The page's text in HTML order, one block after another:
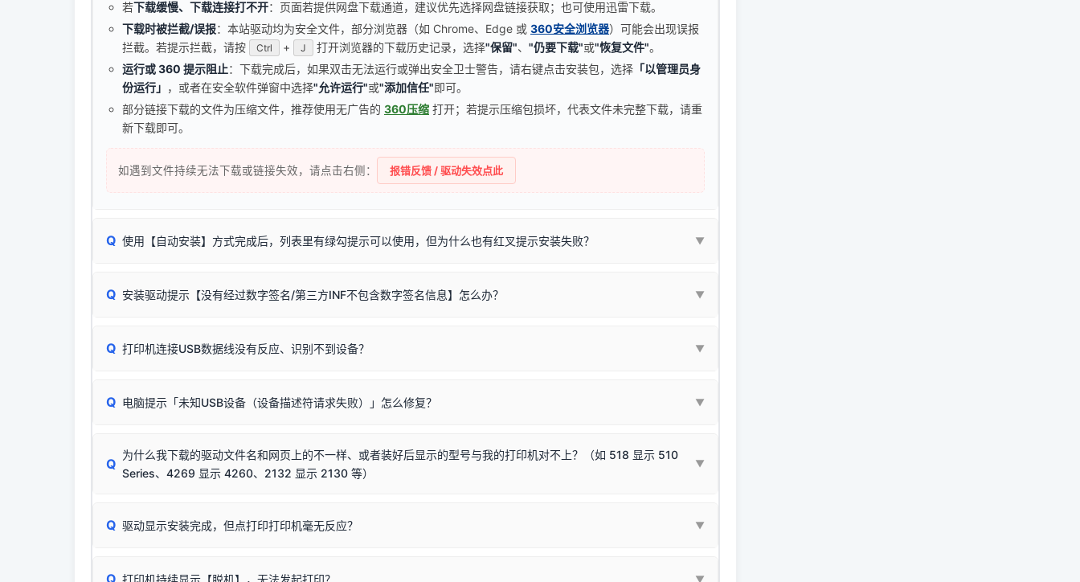
若下载缓慢、下载连接打不开：页面若提供网盘下载通道，建议优先选择网盘链接获取；也可使用迅雷下载。
下载时被拦截/误报：本站驱动均为安全文件，部分浏览器（如 Chrome、Edge 或 360安全浏览器）可能会出现误报
拦截。若提示拦截，请按
Ctrl + J 打开浏览器的下载历史记录，选择"保留"、 "仍要下载"或"恢复文件"。
运行或 360 提示阻止：下载完成后，如果双击无法运行或弹出安全卫士警告，请右键点击安装包，选择 「以管理员身
份运行」 ，或者在安全软件弹窗中选择"允许运行"或"添加信任"即可。
部分链接下载的文件为压缩文件，推荐使用无广告的 360压缩 打开；若提示压缩包损坏，代表文件未完整下载，请重
新下载即可。
如遇到文件持续无法下载或链接失效，请点击右侧： 报错反馈 / 驱动失效点此
Q 使用【自动安装】方式完成后，列表里有绿勾提示可以使用，但为什么也有红叉提示安装失败？ ▼
由于本站驱动包集成了32位和64位驱动，自动安装程序在运行时会检测您的系统位数，并只安装与系统相匹配的那一部
✔ 可以使用了 ：代表与您当前电脑系统相兼容的驱动已安装成功。
结论：只要窗口里出现了任意一个绿色对勾，直接关闭窗口去打印测试即可。
Q 安装驱动提示【没有经过数字签名/第三方INF不包含数字签名信息】怎么办？ ▼
🛡️ 本站驱动均经过严格签名。但由于微软系统安全限制，
部分新版 Windows 系统（如 Win10/Win11 最新版）已
该报错是因为老款打印机官方使用的是旧版签名，新版 Win10/Win11 系统不再默认兼容，而非文件安全性问题。
（提醒：此方式仅在安装老款驱动时临时开启，日常正常使用无需长期关闭系统安全校验。）
Q 打印机连接USB数据线没有反应、识别不到设备？ ▼
首先确认打印机电源已开启，USB数据线两端已完全插紧；
排除线材松动后，可尝试更换一条USB数据线，或在设备管理器中点击【扫描检测硬件改动】刷新硬件列表。
Q 电脑提示「未知USB设备（设备描述符请求失败）」怎么修复？ ▼
将USB数据线两端全部拔下，重新插紧；
台式电脑请务必插在机箱后置USB插口，切勿使用前置插口或外接拓展坞；
尝试更换一条带双磁环屏蔽的优质打印线，劣质或老化的线材是此问题的高发诱因。
Q
为什么我下载的驱动文件名和网页上的不一样、或者装好后显示的型号与我的打印机对不上？（如 518 显示 510
Series、4269 显示 4260、2132 显示 2130 等）
▼
这是打印机行业普遍采用的**官方命名规则**。因为品牌商在生产时，会将**外观和配置稍有不同，但内部核心芯片和打
为了提高开发和维护效率，官方只会为该系列发布**一套通用的驱动程序**。命名时，通常会采用这个系列中的**基础款
Q 驱动显示安装完成，但点打印打印机毫无反应？ ▼
Q 打印机持续显示【脱机】，无法发起打印？ ▼